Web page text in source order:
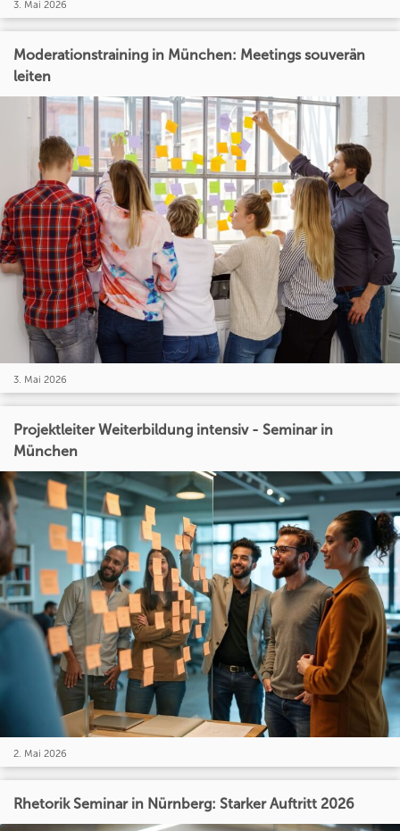
3. Mai 2026
Moderationstraining in München: Meetings souverän
leiten
3. Mai 2026
Projektleiter Weiterbildung intensiv - Seminar in
München
2. Mai 2026
Rhetorik Seminar in Nürnberg: Starker Auftritt 2026